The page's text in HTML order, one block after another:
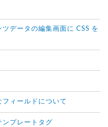
データの編集画面に CSS を
ィールドについて
プレートタグ